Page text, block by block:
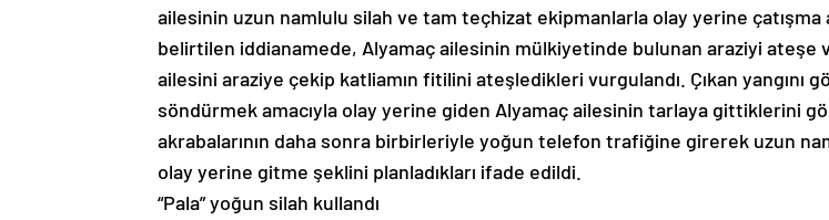
ailesinin uzun namlulu silah ve tam teçhizat ekipmanlarla olay yerine çatışma
belirtilen iddianamede, Alyamaç ailesinin mülkiyetinde bulunan araziyi ateşe
ailesini araziye çekip katliamın fitilini ateşledikleri vurgulandı. Çıkan yangını
söndürmek amacıyla olay yerine giden Alyamaç ailesinin tarlaya gittiklerini
akrabalarının daha sonra birbirleriyle yoğun telefon trafiğine girerek uzun
olay yerine gitme şeklini planladıkları ifade edildi.
“Pala” yoğun silah kullandı